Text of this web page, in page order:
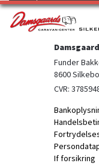
Funder
8600
CVR:
If forsikring